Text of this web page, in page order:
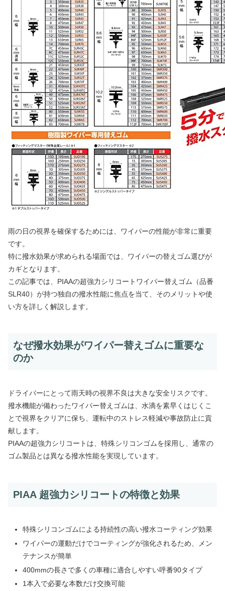
雨の日の視界を確保するためには、ワイパーの性能が非常に重要
です。
特に撥水効果が求められる場面では、ワイパーの替えゴム選びが
カギとなります。
この記事では、PIAAの超強力シリコートワイパー替えゴム（品番
SLR40）が持つ独自の撥水性能に焦点を当て、そのメリットや使
い方を詳しく解説します。
なぜ撥水効果がワイパー替えゴムに重要な
のか
ドライバーにとって雨天時の視界不良は大きな安全リスクです。
撥水機能が備わったワイパー替えゴムは、水滴を素早くはじくこ
とで視界をクリアに保ち、運転中のストレス軽減や事故防止に貢
献します。
PIAAの超強力シリコートは、特殊シリコンゴムを採用し、通常の
ゴム製品とは異なる撥水性能を実現しています。
PIAA 超強力シリコートの特徴と効果
特殊シリコンゴムによる持続性の高い撥水コーティング効果
ワイパーの運動だけでコーティングが強化されるため、メン
テナンスが簡単
400mmの長さで多くの車種に適合しやすい呼番90タイプ
1本入で必要な本数だけ交換可能